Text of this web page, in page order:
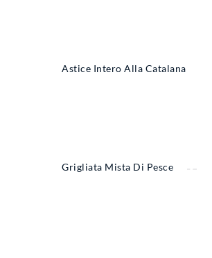
Astice Intero Alla Catalana
Grigliata Mista Di Pesce